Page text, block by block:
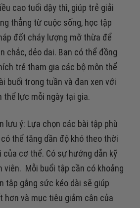
cao tuổi dậy thì, giúp trẻ giải
thẳng từ cuộc sống, học tập
đốt cháy lượng mỡ thừa để
chắc, dẻo dai. Bạn có thể đồng
trẻ tham gia các bộ môn thể
buổi trong tuần và đan xen với
thể lực mỗi ngày tại gia.
lưu ý: Lựa chọn các bài tập phù
thể tăng dần độ khó theo thời
cơ thể. Có sự hướng dẫn kỹ
viên. Mỗi buổi tập cần có khoảng
tập gắng sức kéo dài sẽ giúp
hơn và mục tiêu giảm cân của